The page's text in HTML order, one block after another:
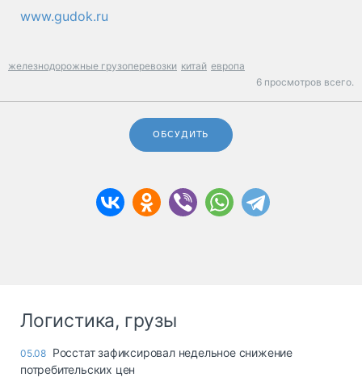
www.gudok.ru
железнодорожные грузоперевозки китай европа
6 просмотров всего.
ОБСУДИТЬ
Логистика, грузы
05.08 Росстат зафиксировал недельное снижение
потребительских цен